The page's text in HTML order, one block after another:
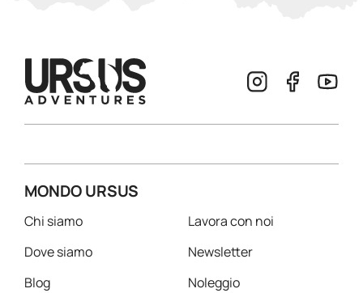
MONDO URSUS
Chi siamo
Dove siamo
Blog
Lavora con noi
Newsletter
Noleggio